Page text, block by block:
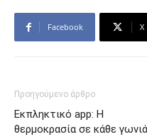
Facebook X
Προηγούμενο άρθρο
Εκπληκτικό app: Η
θερμοκρασία σε κάθε γωνιά